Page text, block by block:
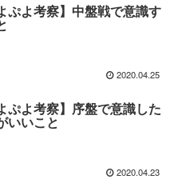
ぷよ考察】中盤戦で意識す
2020.04.25
ぷよ考察】序盤で意識した
いいこと
2020.04.23